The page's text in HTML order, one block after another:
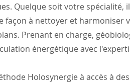
Quelque soit votre spécialité,
façon à nettoyer et harmoniser
Prenant en charge,
énergétique avec
Holosynergie à accès à